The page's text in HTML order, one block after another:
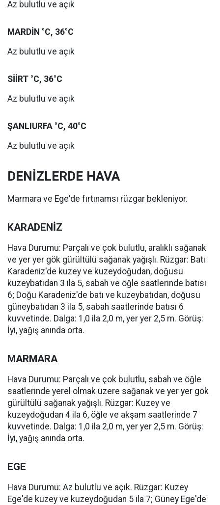
Az bulutlu ve açık
MARDİN °C, 36°C
Az bulutlu ve açık
SİİRT °C, 36°C
Az bulutlu ve açık
ŞANLIURFA °C, 40°C
Az bulutlu ve açık
DENİZLERDE HAVA
Marmara ve Ege'de fırtınamsı rüzgar bekleniyor.
KARADENİZ
Hava Durumu: Parçalı ve çok bulutlu, aralıklı sağanak
ve yer yer gök gürültülü sağanak yağışlı. Rüzgar: Batı
Karadeniz'de kuzey ve kuzeydoğudan, doğusu
kuzeybatıdan 3 ila 5, sabah ve öğle saatlerinde batısı
6; Doğu Karadeniz'de batı ve kuzeybatıdan, doğusu
güneybatıdan 3 ila 5, sabah saatlerinde batısı 6
kuvvetinde. Dalga: 1,0 ila 2,0 m, yer yer 2,5 m. Görüş:
İyi, yağış anında orta.
MARMARA
Hava Durumu: Parçalı ve çok bulutlu, sabah ve öğle
saatlerinde yerel olmak üzere sağanak ve yer yer gök
gürültülü sağanak yağışlı. Rüzgar: Kuzey ve
kuzeydoğudan 4 ila 6, öğle ve akşam saatlerinde 7
kuvvetinde. Dalga: 1,0 ila 2,0 m, yer yer 2,5 m. Görüş:
İyi, yağış anında orta.
EGE
Hava Durumu: Az bulutlu ve açık. Rüzgar: Kuzey
Ege'de kuzey ve kuzeydoğudan 5 ila 7; Güney Ege'de